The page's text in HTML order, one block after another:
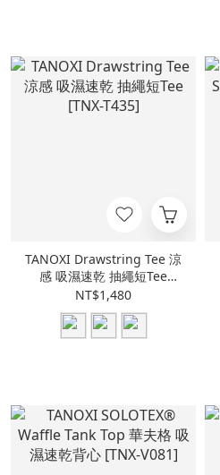
TANOXI Drawstring Tee 涼
感 吸濕速乾 抽繩短Tee
[TNX-T435]
NT$1,480